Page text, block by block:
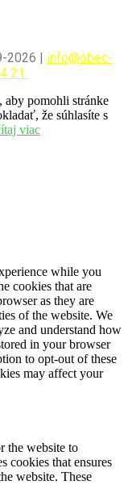
2026 | info@obec-
21
aby pomohli stránke
že súhlasíte s
viac
while you
cookies that are
as they are
of the website. We
and understand how
in your browser
to opt-out of these
may affect your
the website to
cookies that ensures
website. These